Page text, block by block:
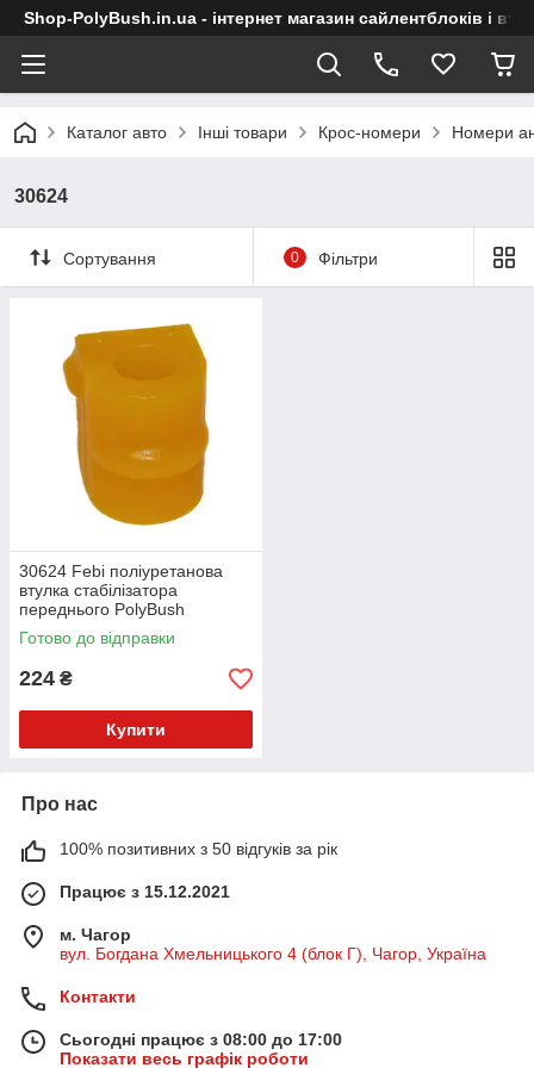
Shop-PolyBush.in.ua - інтернет магазин сайлентблоків і
Каталог авто Інші товари Крос-номери Номери
30624
Сортування 0 Фільтри
30624 Febi поліуретанова
втулка стабілізатора
переднього PolyBush
(аналог) v17
Готово до відправки
224 ₴
Купити
Про нас
100% позитивних з 50 відгуків за рік
Працює з 15.12.2021
м. Чагор
вул. Богдана Хмельницького 4 (блок Г), Чагор, Україна
Контакти
Сьогодні працює з 08:00 до 17:00
Показати весь графік роботи